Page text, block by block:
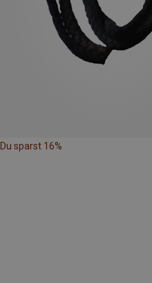
Du sparst 16%